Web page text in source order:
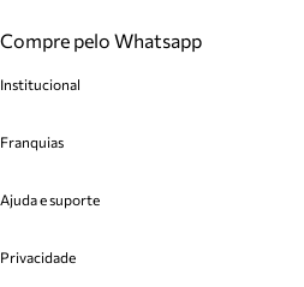
Compre pelo Whatsapp
Institucional
Cashback
Venda Corporativa
Mapa do Site
Franquias
Plano de Negócio
Ajuda e suporte
Cadastro
Privacidade